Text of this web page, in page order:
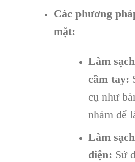
Các phương
mặt:
Làm
cầm tay:
cụ như
nhám để
Làm
điện: Sử